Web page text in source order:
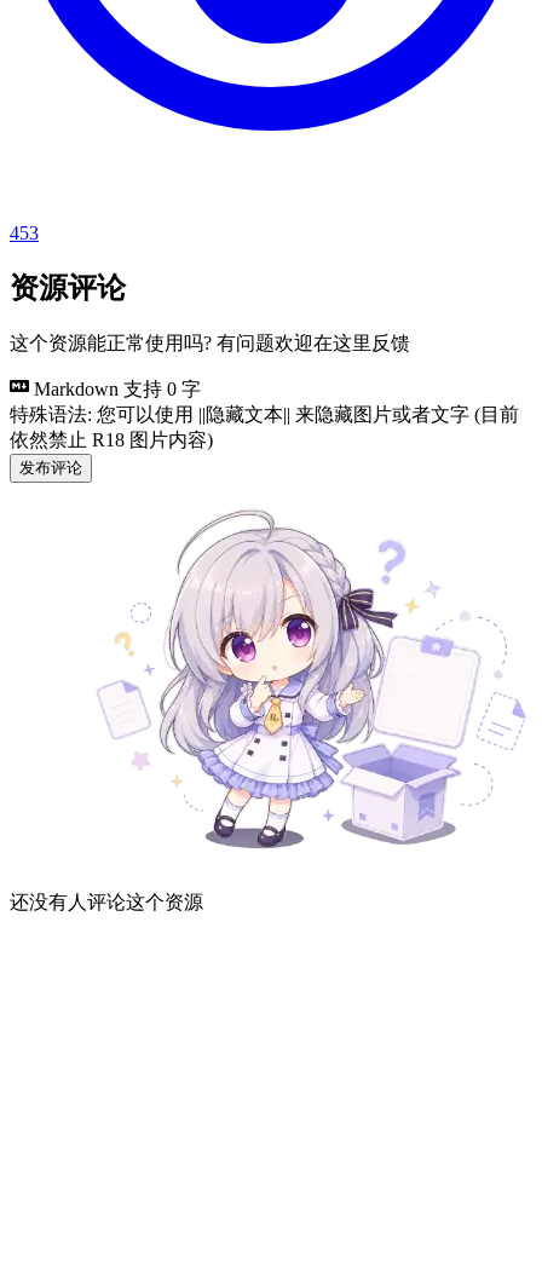
453
资源评论
这个资源能正常使用吗? 有问题欢迎在这里反馈
Markdown 支持 0 字
特殊语法: 您可以使用 ||隐藏文本|| 来隐藏图片或者文字 (目前
依然禁止 R18 图片内容)
发布评论
还没有人评论这个资源